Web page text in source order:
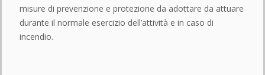
misure di prevenzione e protezione da adottare da attuare
durante il normale esercizio dell’attività e in caso di
incendio.